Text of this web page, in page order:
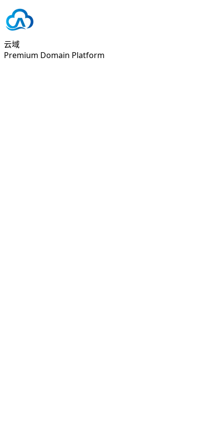
云域
Premium Domain Platform